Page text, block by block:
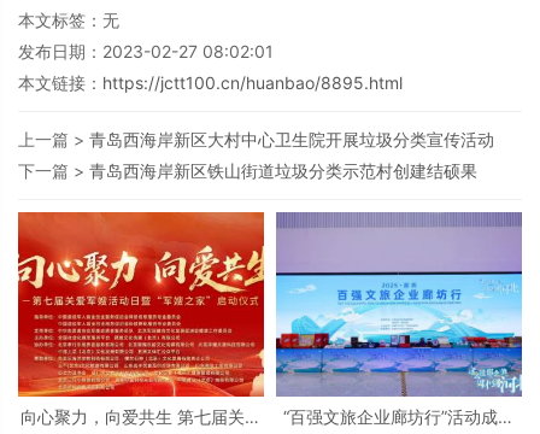
本文标签：无
发布日期：2023-02-27 08:02:01
本文链接： https://jctt100.cn/huanbao/8895.html
上一篇 > 青岛西海岸新区大村中心卫生院开展垃圾分类宣传活动
下一篇 > 青岛西海岸新区铁山街道垃圾分类示范村创建结硕果
向心聚力，向爱共生 第七届关爱
“百强文旅企业廊坊行”活动成功